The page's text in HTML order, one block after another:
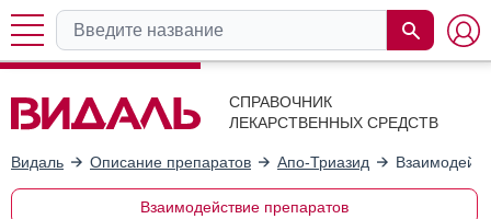
СПРАВОЧНИК
ЛЕКАРСТВЕННЫХ СРЕДСТВ
Видаль Описание препаратов Апо-Триазид
Взаимодействие препаратов